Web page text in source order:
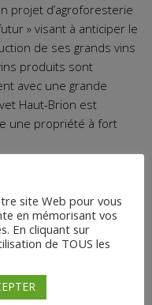
projet d’agroforesterie
» visant à anticiper le
de ses grands vins
produits sont
avec une grande
Haut-Brion est
une propriété à fort
site Web pour vous
en mémorisant vos
En cliquant sur
de TOUS les